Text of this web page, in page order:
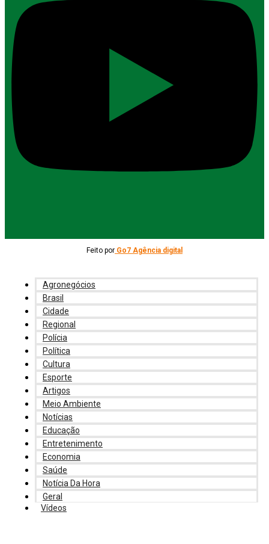
Feito por Go7 Agência digital
Agronegócios
Brasil
Cidade
Regional
Polícia
Política
Cultura
Esporte
Artigos
Meio Ambiente
Notícias
Educação
Entretenimento
Economia
Saúde
Notícia Da Hora
Geral
Vídeos